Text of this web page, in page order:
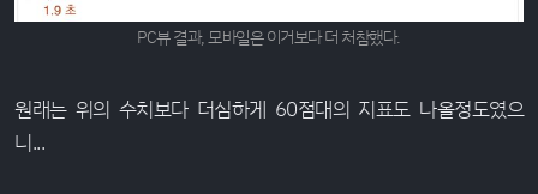
PC뷰 결과, 모바일은 이거보다 더 처참했다.
원래는 위의 수치보다 더심하게 60점대의 지표도 나올정도였으
니...